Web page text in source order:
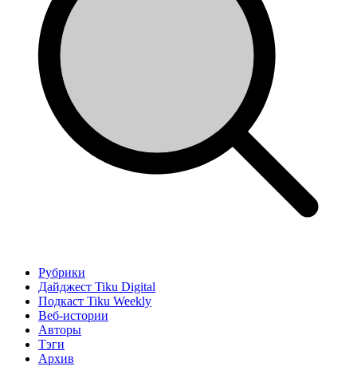
Рубрики
Дайджест Tiku Digital
Подкаст Tiku Weekly
Веб-истории
Авторы
Тэги
Архив